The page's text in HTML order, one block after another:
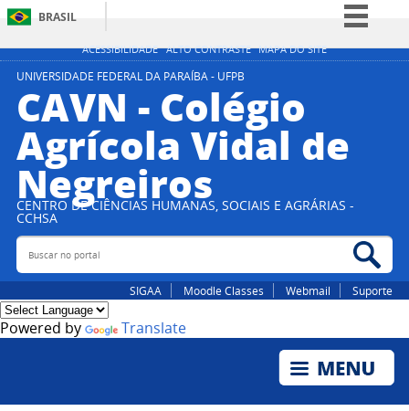
ACESSIBILIDADE ALTO CONTRASTE MAPA DO SITE
BRASIL
Simplifique!
Participe
Acesso à informação
Legislação
UNIVERSIDADE FEDERAL DA PARAÍBA - UFPB
CAVN - Colégio
Agrícola Vidal de
Negreiros
CENTRO DE CIÊNCIAS HUMANAS, SOCIAIS E AGRÁRIAS -
CCHSA
Buscar no portal
SIGAA Moodle Classes Webmail Suporte
Powered by Translate